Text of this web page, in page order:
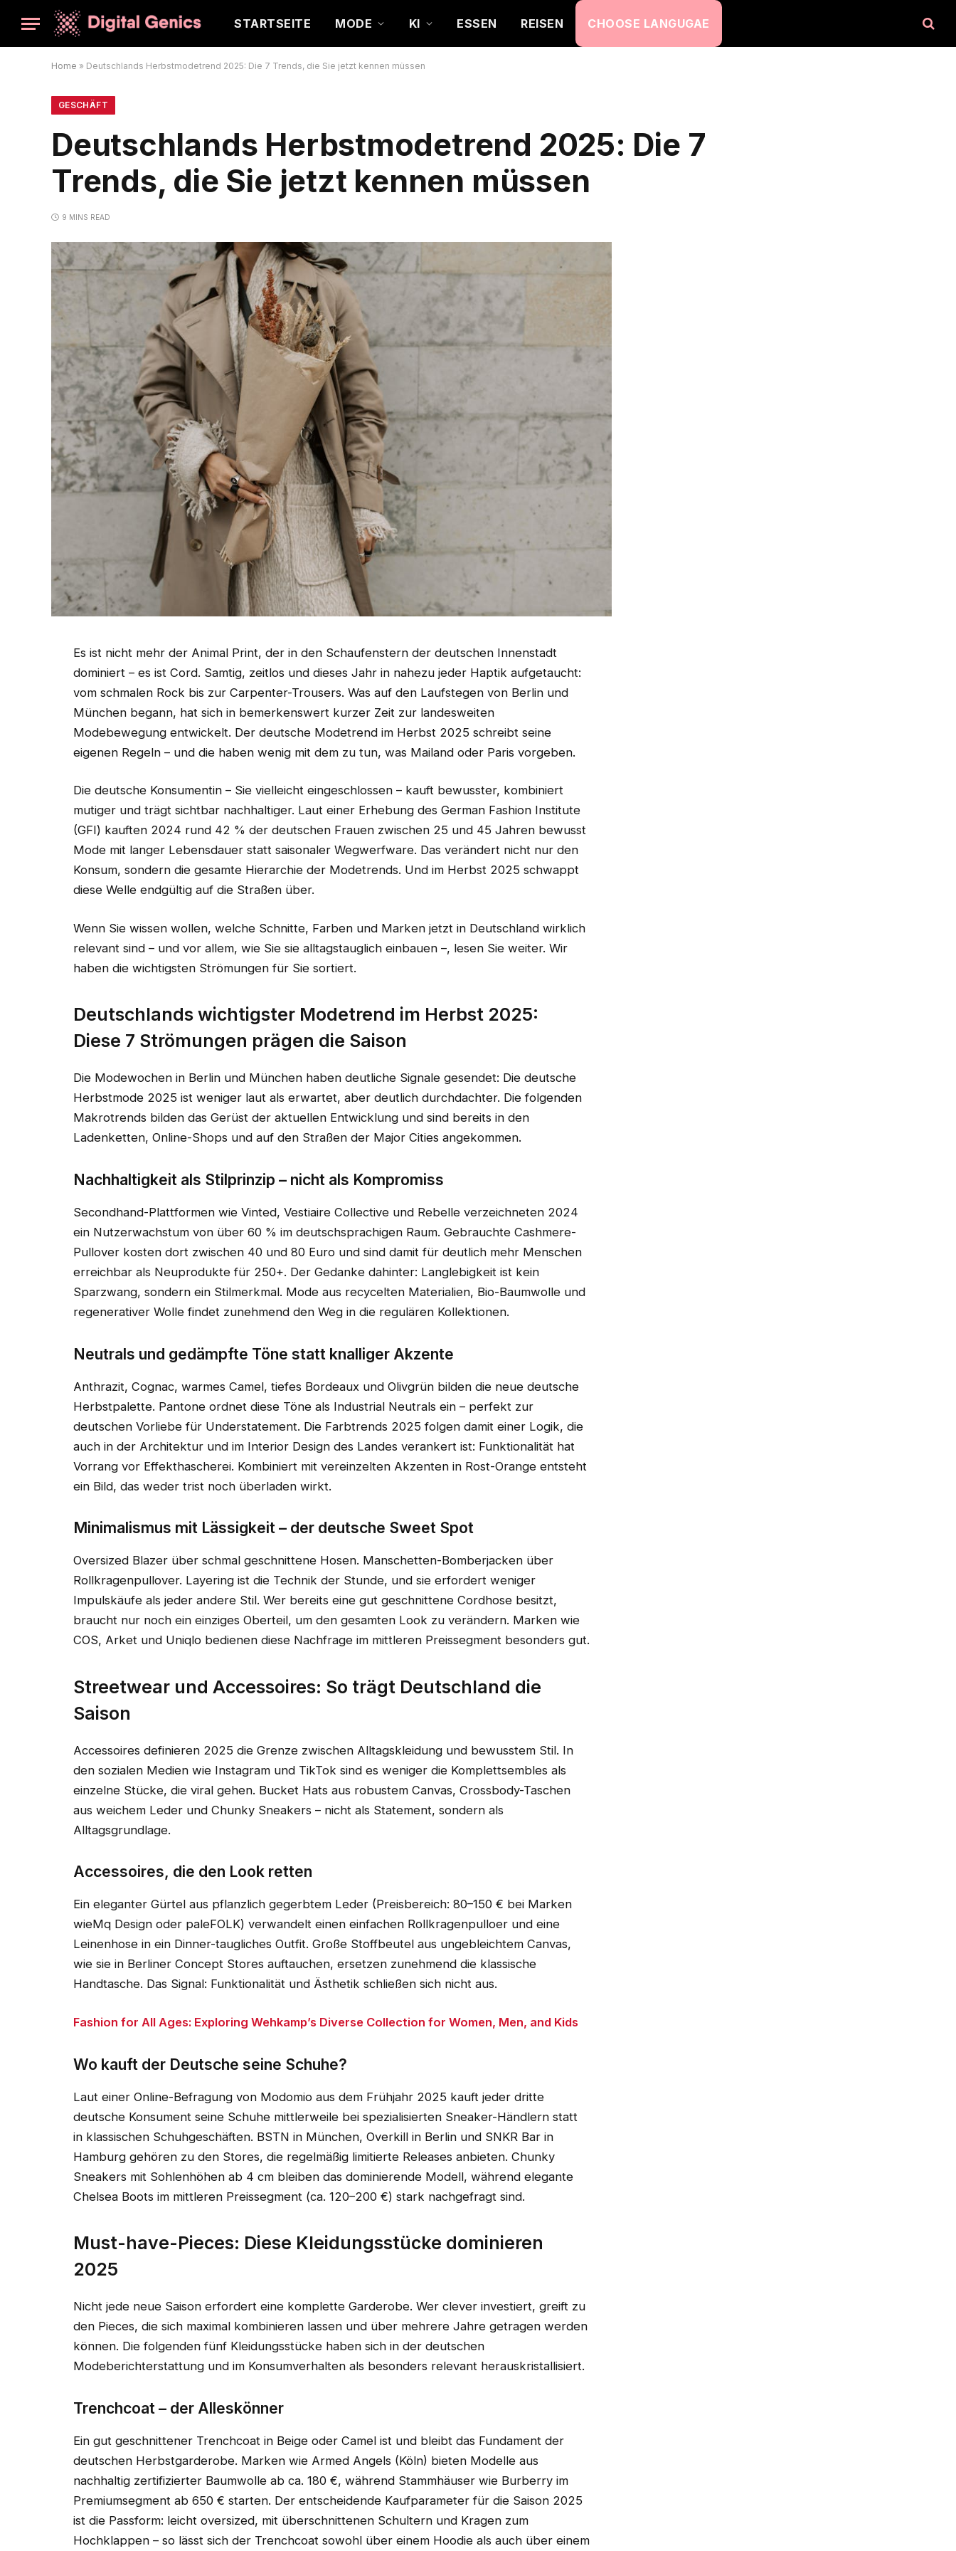
STARTSEITE MODE KI ESSEN REISEN CHOOSE LANGUGAE
Home » Deutschlands Herbstmodetrend 2025: Die 7 Trends, die Sie jetzt kennen müssen
GESCHÄFT
Deutschlands Herbstmodetrend 2025: Die 7
Trends, die Sie jetzt kennen müssen
9 MINS READ
Es ist nicht mehr der Animal Print, der in den Schaufenstern der deutschen Innenstadt
dominiert – es ist Cord. Samtig, zeitlos und dieses Jahr in nahezu jeder Haptik aufgetaucht:
vom schmalen Rock bis zur Carpenter-Trousers. Was auf den Laufstegen von Berlin und
München begann, hat sich in bemerkenswert kurzer Zeit zur landesweiten
Modebewegung entwickelt. Der deutsche Modetrend im Herbst 2025 schreibt seine
eigenen Regeln – und die haben wenig mit dem zu tun, was Mailand oder Paris vorgeben.
Die deutsche Konsumentin – Sie vielleicht eingeschlossen – kauft bewusster, kombiniert
mutiger und trägt sichtbar nachhaltiger. Laut einer Erhebung des German Fashion Institute
(GFI) kauften 2024 rund 42 % der deutschen Frauen zwischen 25 und 45 Jahren bewusst
Mode mit langer Lebensdauer statt saisonaler Wegwerfware. Das verändert nicht nur den
Konsum, sondern die gesamte Hierarchie der Modetrends. Und im Herbst 2025 schwappt
diese Welle endgültig auf die Straßen über.
Wenn Sie wissen wollen, welche Schnitte, Farben und Marken jetzt in Deutschland wirklich
relevant sind – und vor allem, wie Sie sie alltagstauglich einbauen –, lesen Sie weiter. Wir
haben die wichtigsten Strömungen für Sie sortiert.
Deutschlands wichtigster Modetrend im Herbst 2025:
Diese 7 Strömungen prägen die Saison
Die Modewochen in Berlin und München haben deutliche Signale gesendet: Die deutsche
Herbstmode 2025 ist weniger laut als erwartet, aber deutlich durchdachter. Die folgenden
Makrotrends bilden das Gerüst der aktuellen Entwicklung und sind bereits in den
Ladenketten, Online-Shops und auf den Straßen der Major Cities angekommen.
Nachhaltigkeit als Stilprinzip – nicht als Kompromiss
Secondhand-Plattformen wie Vinted, Vestiaire Collective und Rebelle verzeichneten 2024
ein Nutzerwachstum von über 60 % im deutschsprachigen Raum. Gebrauchte Cashmere-
Pullover kosten dort zwischen 40 und 80 Euro und sind damit für deutlich mehr Menschen
erreichbar als Neuprodukte für 250+. Der Gedanke dahinter: Langlebigkeit ist kein
Sparzwang, sondern ein Stilmerkmal. Mode aus recycelten Materialien, Bio-Baumwolle und
regenerativer Wolle findet zunehmend den Weg in die regulären Kollektionen.
Neutrals und gedämpfte Töne statt knalliger Akzente
Anthrazit, Cognac, warmes Camel, tiefes Bordeaux und Olivgrün bilden die neue deutsche
Herbstpalette. Pantone ordnet diese Töne als Industrial Neutrals ein – perfekt zur
deutschen Vorliebe für Understatement. Die Farbtrends 2025 folgen damit einer Logik, die
auch in der Architektur und im Interior Design des Landes verankert ist: Funktionalität hat
Vorrang vor Effekthascherei. Kombiniert mit vereinzelten Akzenten in Rost-Orange entsteht
ein Bild, das weder trist noch überladen wirkt.
Minimalismus mit Lässigkeit – der deutsche Sweet Spot
Oversized Blazer über schmal geschnittene Hosen. Manschetten-Bomberjacken über
Rollkragenpullover. Layering ist die Technik der Stunde, und sie erfordert weniger
Impulskäufe als jeder andere Stil. Wer bereits eine gut geschnittene Cordhose besitzt,
braucht nur noch ein einziges Oberteil, um den gesamten Look zu verändern. Marken wie
COS, Arket und Uniqlo bedienen diese Nachfrage im mittleren Preissegment besonders gut.
Streetwear und Accessoires: So trägt Deutschland die
Saison
Accessoires definieren 2025 die Grenze zwischen Alltagskleidung und bewusstem Stil. In
den sozialen Medien wie Instagram und TikTok sind es weniger die Komplettsembles als
einzelne Stücke, die viral gehen. Bucket Hats aus robustem Canvas, Crossbody-Taschen
aus weichem Leder und Chunky Sneakers – nicht als Statement, sondern als
Alltagsgrundlage.
Accessoires, die den Look retten
Ein eleganter Gürtel aus pflanzlich gegerbtem Leder (Preisbereich: 80–150 € bei Marken
wieMq Design oder paleFOLK) verwandelt einen einfachen Rollkragenpulloer und eine
Leinenhose in ein Dinner-taugliches Outfit. Große Stoffbeutel aus ungebleichtem Canvas,
wie sie in Berliner Concept Stores auftauchen, ersetzen zunehmend die klassische
Handtasche. Das Signal: Funktionalität und Ästhetik schließen sich nicht aus.
Fashion for All Ages: Exploring Wehkamp’s Diverse Collection for Women, Men, and Kids
Wo kauft der Deutsche seine Schuhe?
Laut einer Online-Befragung von Modomio aus dem Frühjahr 2025 kauft jeder dritte
deutsche Konsument seine Schuhe mittlerweile bei spezialisierten Sneaker-Händlern statt
in klassischen Schuhgeschäften. BSTN in München, Overkill in Berlin und SNKR Bar in
Hamburg gehören zu den Stores, die regelmäßig limitierte Releases anbieten. Chunky
Sneakers mit Sohlenhöhen ab 4 cm bleiben das dominierende Modell, während elegante
Chelsea Boots im mittleren Preissegment (ca. 120–200 €) stark nachgefragt sind.
Must-have-Pieces: Diese Kleidungsstücke dominieren
2025
Nicht jede neue Saison erfordert eine komplette Garderobe. Wer clever investiert, greift zu
den Pieces, die sich maximal kombinieren lassen und über mehrere Jahre getragen werden
können. Die folgenden fünf Kleidungsstücke haben sich in der deutschen
Modeberichterstattung und im Konsumverhalten als besonders relevant herauskristallisiert.
Trenchcoat – der Alleskönner
Ein gut geschnittener Trenchcoat in Beige oder Camel ist und bleibt das Fundament der
deutschen Herbstgarderobe. Marken wie Armed Angels (Köln) bieten Modelle aus
nachhaltig zertifizierter Baumwolle ab ca. 180 €, während Stammhäuser wie Burberry im
Premiumsegment ab 650 € starten. Der entscheidende Kaufparameter für die Saison 2025
ist die Passform: leicht oversized, mit überschnittenen Schultern und Kragen zum
Hochklappen – so lässt sich der Trenchcoat sowohl über einem Hoodie als auch über einem